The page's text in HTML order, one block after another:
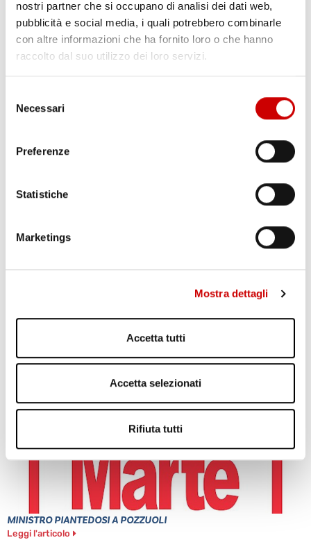
nostri partner che si occupano di analisi dei dati web,
pubblicità e social media, i quali potrebbero combinarle
con altre informazioni che ha fornito loro o che hanno
raccolto dal suo utilizzo dei loro servizi.
delNecessari
Preferenze
Statistiche
Marketings
Mostra dettagli
Accetta tutti
Accetta selezionati
Rifiuta tutti
Leggi l'articolo
CAPUA: ALBERO CADUTO NELLA NOTTE
MINISTRO PIANTEDOSI A POZZUOLI
Leggi l'articolo